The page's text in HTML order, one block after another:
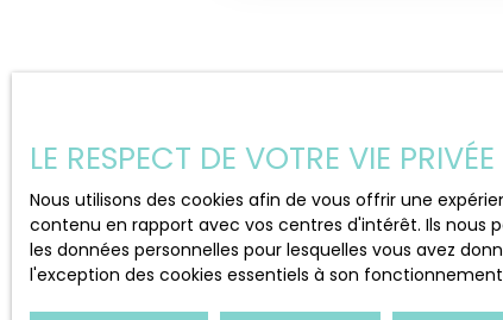
LE RESPECT DE VOTRE VIE
Nous utilisons des cookies afin de vous offrir une
contenu en rapport avec vos centres d'intérêt. Ils nous
les données personnelles pour lesquelles vous avez
l'exception des cookies essentiels à son